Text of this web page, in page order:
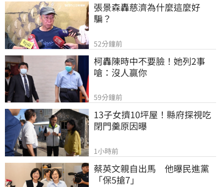
張景森轟慈濟為什麼這麼好
騙？
52分鐘前
柯轟陳時中不要臉！她列2事
嗆：沒人贏你
59分鐘前
13子女擠10坪屋！縣府探視吃
閉門羹原因曝
1小時前
蔡英文親自出馬　他曝民進黨
「保5搶7」